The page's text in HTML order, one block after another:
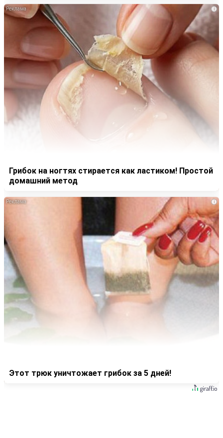
i
Грибок на ногтях стирается как ластиком! Простой
домашний метод
i
Этот трюк уничтожает грибок за 5 дней!